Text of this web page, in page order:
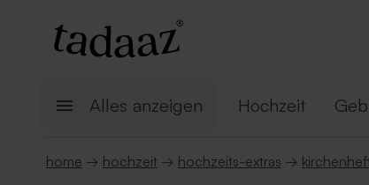
Alles anzeigen Hochzeit
home → hochzeit → hochzeits-extras →